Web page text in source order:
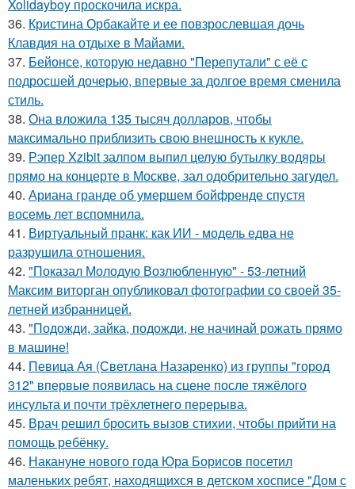
Xolidayboy проскочила искра.
36. Кристина Орбакайте и ее повзрослевшая дочь
Клавдия на отдыхе в Майами.
37. Бейонсе, которую недавно "Перепутали" с её с
подросшей дочерью, впервые за долгое время сменила
стиль.
38. Она вложила 135 тысяч долларов, чтобы
максимально приблизить свою внешность к кукле.
39. Рэпер Xzibit залпом выпил целую бутылку водяры
прямо на концерте в Москве, зал одобрительно загудел.
40. Ариана гранде об умершем бойфренде спустя
восемь лет вспомнила.
41. Виртуальный пранк: как ИИ - модель едва не
разрушила отношения.
42. "Показал Молодую Возлюбленную" - 53-летний
Максим виторган опубликовал фотографии со своей 35-
летней избранницей.
43. "Подожди, зайка, подожди, не начинай рожать прямо
в машине!
44. Певица Ая (Светлана Назаренко) из группы "город
312" впервые появилась на сцене после тяжёлого
инсульта и почти трёхлетнего перерыва.
45. Врач решил бросить вызов стихии, чтобы прийти на
помощь ребёнку.
46. Накануне нового года Юра Борисов посетил
маленьких ребят, находящихся в детском хосписе "Дом с